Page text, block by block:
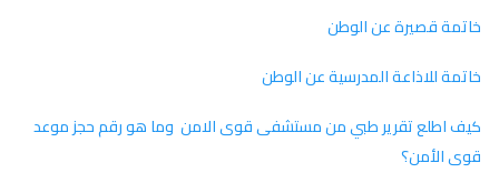
خاتمة قصيرة عن الوطن
خاتمة للاذاعة المدرسية عن الوطن
كيف اطلع تقرير طبي من مستشفى قوى الامن وما هو رقم حجز موعد
قوى الأمن؟